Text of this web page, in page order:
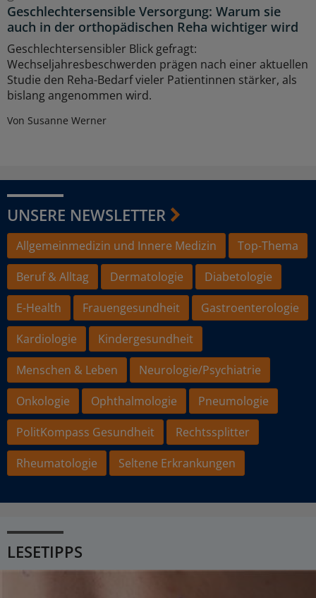
Geschlechtersensible Versorgung: Warum sie
auch in der orthopädischen Reha wichtiger wird
Geschlechtersensibler Blick gefragt:
Wechseljahresbeschwerden prägen nach einer aktuellen
Studie den Reha-Bedarf vieler Patientinnen stärker, als
bislang angenommen wird.
Von Susanne Werner
UNSERE NEWSLETTER
Allgemeinmedizin und Innere Medizin
Top-Thema
Beruf & Alltag
Dermatologie
Diabetologie
E-Health
Frauengesundheit
Gastroenterologie
Kardiologie
Kindergesundheit
Menschen & Leben
Neurologie/Psychiatrie
Onkologie
Ophthalmologie
Pneumologie
PolitKompass Gesundheit
Rechtssplitter
Rheumatologie
Seltene Erkrankungen
LESETIPPS